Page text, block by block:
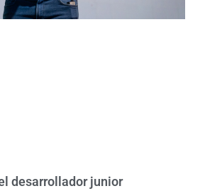
desarrollador junior